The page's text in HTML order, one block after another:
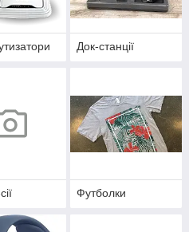
Док-станції
Футболки